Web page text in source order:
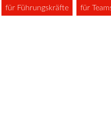
für Führungskräfte für